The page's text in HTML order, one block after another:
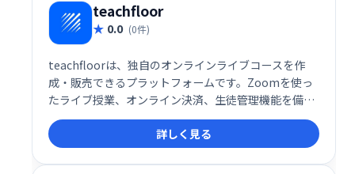
teachfloor
0.0 (0件)
teachfloorは、独自のオンラインライブコースを作
成・販売できるプラットフォームです。Zoomを使っ
たライブ授業、オンライン決済、生徒管理機能を備
え、手軽にオンライン講座を始められます。ブランド
を活かしたコース展開で、生徒獲得とビジネス拡大を
サポートします。
詳しく見る